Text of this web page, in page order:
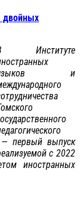
двойных
Институте
и
— первый выпуск
с 2022
иностранных